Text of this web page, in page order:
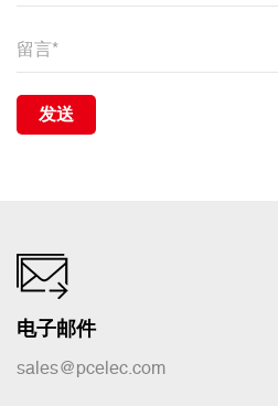
发送
电子邮件
sales@pcelec.com